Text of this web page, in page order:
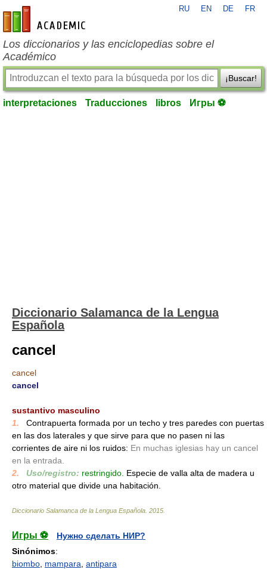
es-academic.com
RU EN DE FR
Los diccionarios y las enciclopedias sobre el
Académico
¡Buscar!
interpretaciones Traducciones libros Игры ⚽
Diccionario Salamanca de la Lengua
Española
cancel
cancel
cancel
sustantivo masculino
1.
Contrapuerta formada por un techo y tres paredes con puertas
en las dos laterales y que sirve para que no pasen ni las
corrientes de aire ni los ruidos: En muchas iglesias hay un cancel
en la entrada.
2.
Uso/registro: restringido. Especie de valla alta de madera u
otro material que divide una habitación.
Diccionario Salamanca de la Lengua Española 2015
Игры ⚽
Нужно сделать НИР?
Sinónimos:
biombo mampara antipara